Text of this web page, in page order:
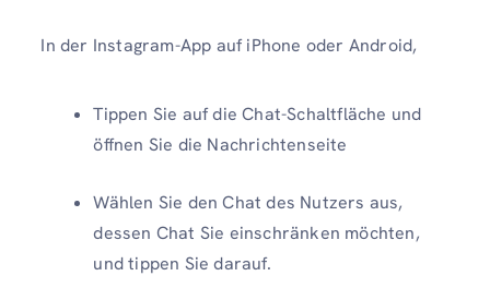
In der Instagram-App auf iPhone oder Android,
Tippen Sie auf die Chat-Schaltfläche und
öffnen Sie die Nachrichtenseite
Wählen Sie den Chat des Nutzers aus,
dessen Chat Sie einschränken möchten,
und tippen Sie darauf.